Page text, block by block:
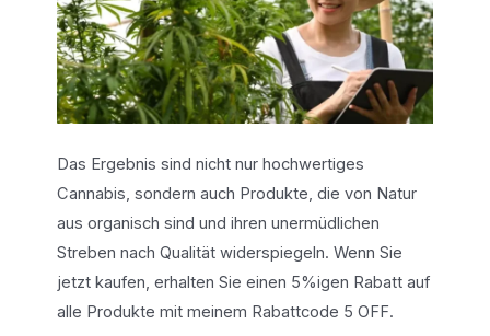
Das Ergebnis sind nicht nur hochwertiges
Cannabis, sondern auch Produkte, die von Natur
aus organisch sind und ihren unermüdlichen
Streben nach Qualität widerspiegeln. Wenn Sie
jetzt kaufen, erhalten Sie einen 5%igen Rabatt auf
alle Produkte mit meinem Rabattcode 5 OFF.